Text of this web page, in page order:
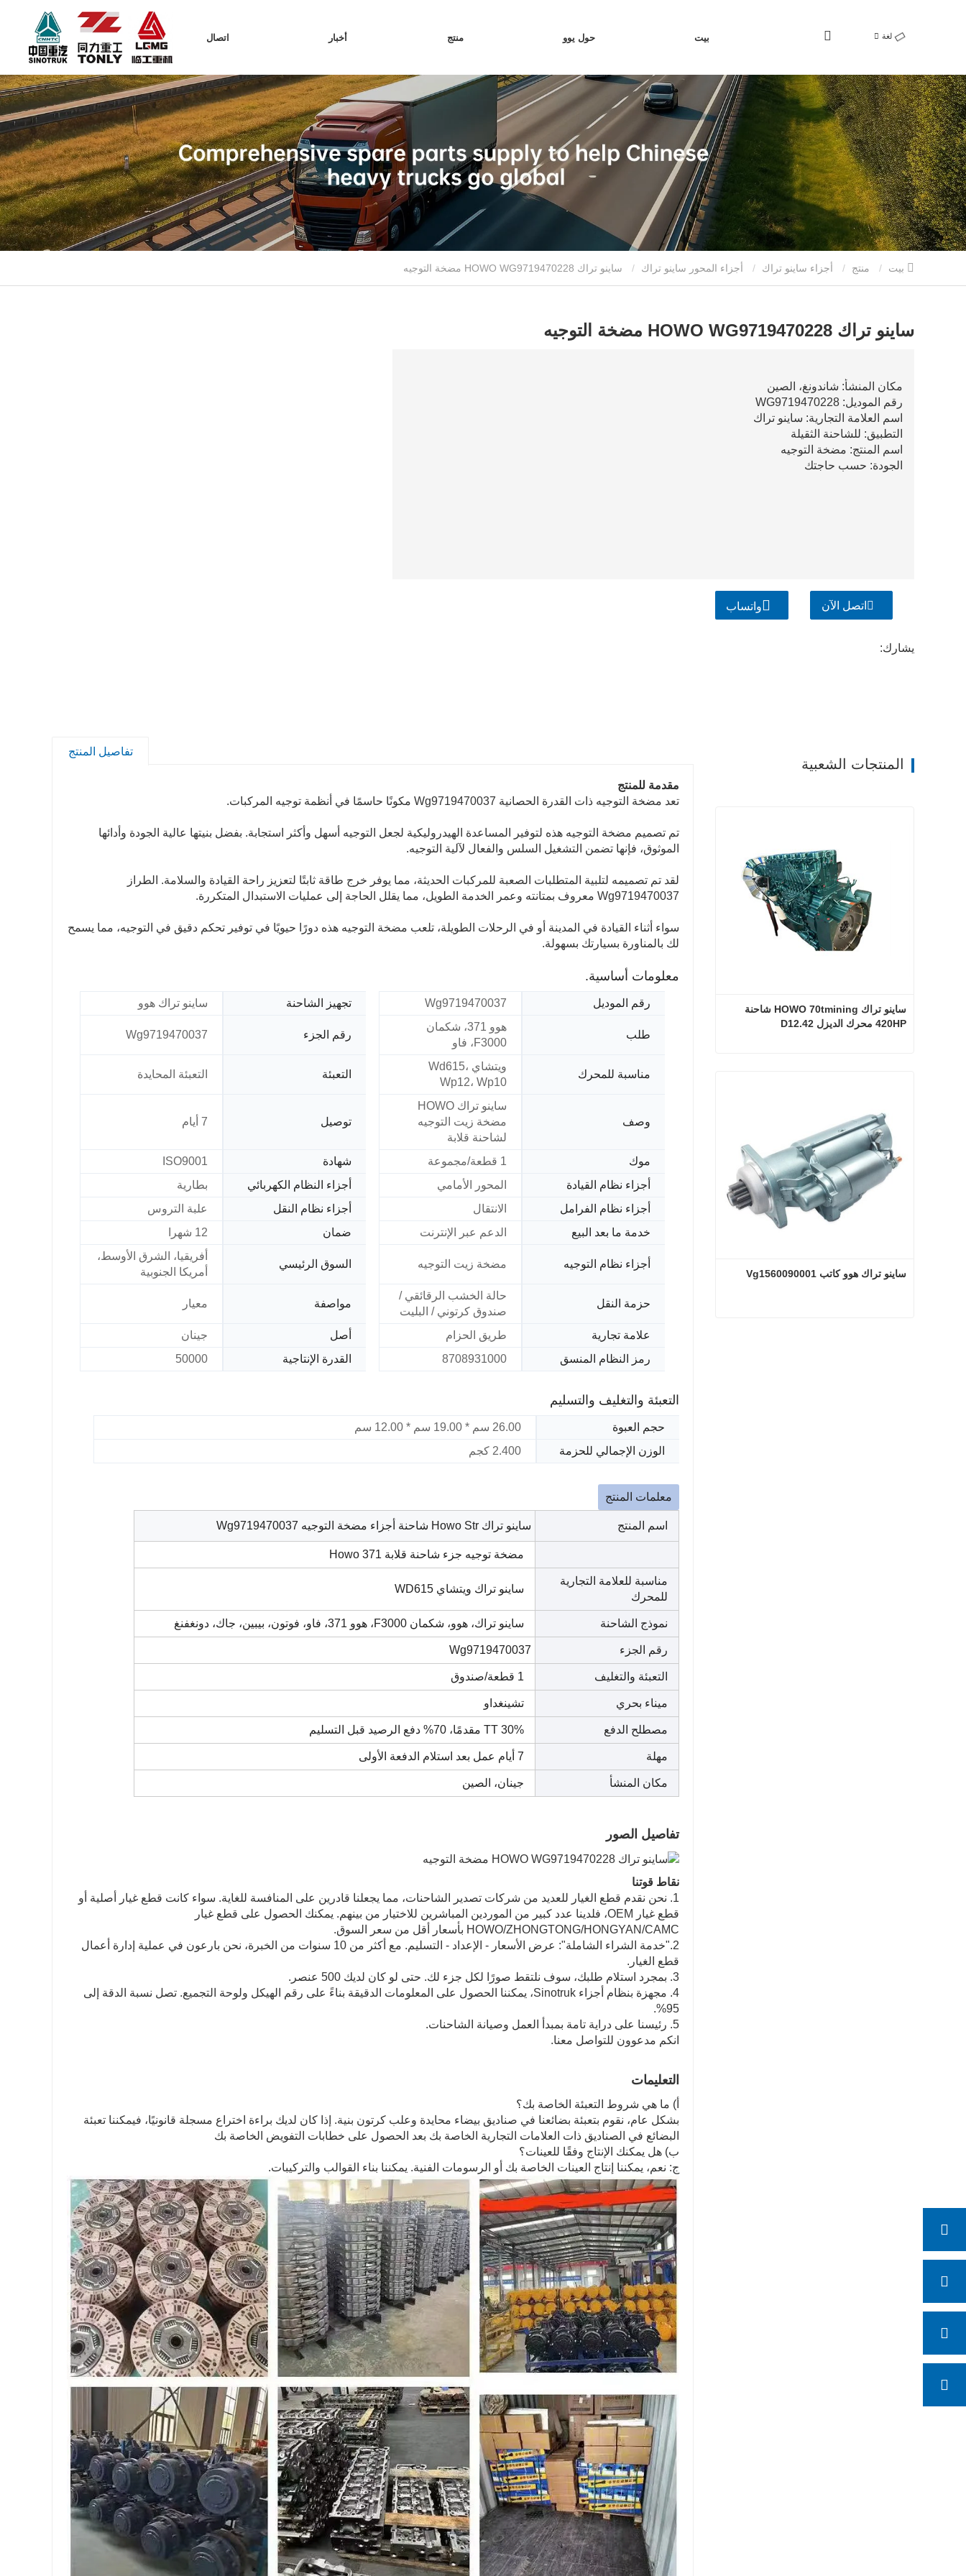
بيت حول يوو منتج أخبار اتصال لغة
منتج أجزاء ساينو تراك أجزاء المحور ساينو تراك
ساينو تراك HOWO WG9719470228 مضخة التوجيه
مكان المنشأ: شاندونغ، الصين
رقم الموديل: WG9719470228
اسم العلامة التجارية: ساينو تراك
التطبيق: للشاحنة الثقيلة
اسم المنتج: مضخة التوجيه
الجودة: حسب حاجتك
اتصل الآن واتساب
يشارك:
تفاصيل المنتج
مقدمة للمنتج
تعد مضخة التوجيه ذات القدرة الحصانية Wg9719470037 مكونًا حاسمًا في أنظمة توجيه المركبات.
تم تصميم مضخة التوجيه هذه لتوفير المساعدة الهيدروليكية لجعل التوجيه أسهل وأكثر استجابة. بفضل بنيتها عالية الجودة وأدائها
الموثوق، فإنها تضمن التشغيل السلس والفعال لآلية التوجيه.
لقد تم تصميمه لتلبية المتطلبات الصعبة للمركبات الحديثة، مما يوفر خرج طاقة ثابتًا لتعزيز راحة القيادة والسلامة. الطراز
Wg9719470037 معروف بمتانته وعمر الخدمة الطويل، مما يقلل الحاجة إلى عمليات الاستبدال المتكررة.
سواء أثناء القيادة في المدينة أو في الرحلات الطويلة، تلعب مضخة التوجيه هذه دورًا حيويًا في توفير تحكم دقيق في التوجيه، مما يسمح
لك بالمناورة بسيارتك بسهولة.
معلومات أساسية.
رقم الموديل Wg9719470037 تجهيز الشاحنة ساينو تراك هوو
طلب
هوو 371، شكمان
F3000، فاو
رقم الجزء Wg9719470037
مناسبة للمحرك
ويتشاي Wd615،
Wp12، Wp10
التعبئة التعبئة المحايدة
وصف
ساينو تراك HOWO
مضخة زيت التوجيه
لشاحنة قلابة
توصيل 7 أيام
موك 1 قطعة/مجموعة شهادة
ISO9001
أجزاء نظام القيادة
المحور الأمامي أجزاء النظام الكهربائي
بطارية
أجزاء نظام الفرامل
الانتقال أجزاء نظام النقل
علبة التروس
خدمة ما بعد البيع
الدعم عبر الإنترنت ضمان 12 شهرا
أجزاء نظام التوجيه مضخة زيت التوجيه السوق الرئيسي
أفريقيا، الشرق الأوسط،
أمريكا الجنوبية
حزمة النقل
حالة الخشب الرقائقي /
صندوق كرتوني / البليت
مواصفة معيار
علامة تجارية طريق الحزام أصل
جينان
رمز النظام المنسق
8708931000 القدرة الإنتاجية 50000
التعبئة والتغليف والتسليم
حجم العبوة
26.00 سم * 19.00 سم * 12.00 سم
الوزن الإجمالي للحزمة
2.400 كجم
معلمات المنتج
اسم المنتج ساينو تراك Howo Str شاحنة أجزاء مضخة التوجيه Wg9719470037
مضخة توجيه جزء شاحنة قلابة Howo 371
مناسبة للعلامة التجارية
للمحرك
ساينو تراك ويتشاي WD615
نموذج الشاحنة ساينو تراك، هوو، شكمان F3000، هوو 371، فاو، فوتون، بيبين، جاك، دونغفنغ
رقم الجزء Wg9719470037
التعبئة والتغليف 1 قطعة/صندوق
ميناء بحري تشينغداو
مصطلح الدفع TT 30% مقدمًا، 70% دفع الرصيد قبل التسليم
مهلة 7 أيام عمل بعد استلام الدفعة الأولى
مكان المنشأ جينان، الصين
تفاصيل الصور
نقاط قوتنا
1. نحن نقدم قطع الغيار للعديد من شركات تصدير الشاحنات، مما يجعلنا قادرين على المنافسة للغاية. سواء كانت قطع غيار أصلية أو
قطع غيار OEM، فلدينا عدد كبير من الموردين المباشرين للاختيار من بينهم. يمكنك الحصول على قطع غيار
HOWO/ZHONGTONG/HONGYAN/CAMC بأسعار أقل من سعر السوق.
2."خدمة الشراء الشاملة": عرض الأسعار - الإعداد - التسليم. مع أكثر من 10 سنوات من الخبرة، نحن بارعون في عملية إدارة أعمال
قطع الغيار.
3. بمجرد استلام طلبك، سوف نلتقط صورًا لكل جزء لك. حتى لو كان لديك 500 عنصر.
4. مجهزة بنظام أجزاء Sinotruk، يمكننا الحصول على المعلومات الدقيقة بناءً على رقم الهيكل ولوحة التجميع. تصل نسبة الدقة إلى
95%.
5. رئيسنا على دراية تامة بمبدأ العمل وصيانة الشاحنات.
انكم مدعوون للتواصل معنا.
التعليمات
أ) ما هي شروط التعبئة الخاصة بك؟
بشكل عام، نقوم بتعبئة بضائعنا في صناديق بيضاء محايدة وعلب كرتون بنية. إذا كان لديك براءة اختراع مسجلة قانونيًا، فيمكننا تعبئة
البضائع في الصناديق ذات العلامات التجارية الخاصة بك بعد الحصول على خطابات التفويض الخاصة بك
ب) هل يمكنك الإنتاج وفقًا للعينات؟
ج: نعم، يمكننا إنتاج العينات الخاصة بك أو الرسومات الفنية. يمكننا بناء القوالب والتركيبات.
المنتجات الشعبية
420HP محرك الديزل D12.42
ساينو تراك هوو كاتب Vg1560090001